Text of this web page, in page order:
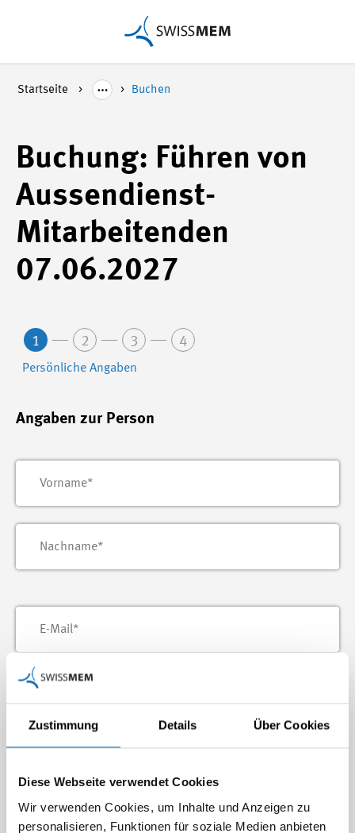
Zustimmung Details Über Cookies
Diese Webseite verwendet Cookies
Wir verwenden Cookies, um Inhalte und Anzeigen zu
personalisieren, Funktionen für soziale Medien anbieten
Startseite Buchen
Buchung: Führen von
Aussendienst-
Mitarbeitenden
07.06.2027
1 2 3 4
Persönliche Angaben
Angaben zur Person